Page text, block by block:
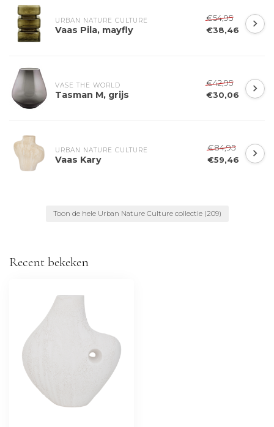
URBAN NATURE CULTURE
Vaas Pila, mayfly
€54,95
€38,46
VASE THE WORLD
Tasman M, grijs
€42,95
€30,06
URBAN NATURE CULTURE
Vaas Kary
€84,95
€59,46
Toon de hele Urban Nature Culture collectie (209)
Recent bekeken